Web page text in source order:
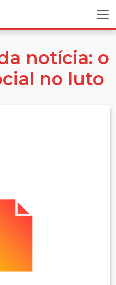
notícia: o
no luto